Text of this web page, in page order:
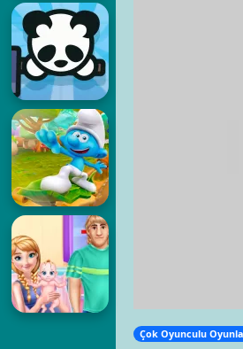
Çok Oyunculu